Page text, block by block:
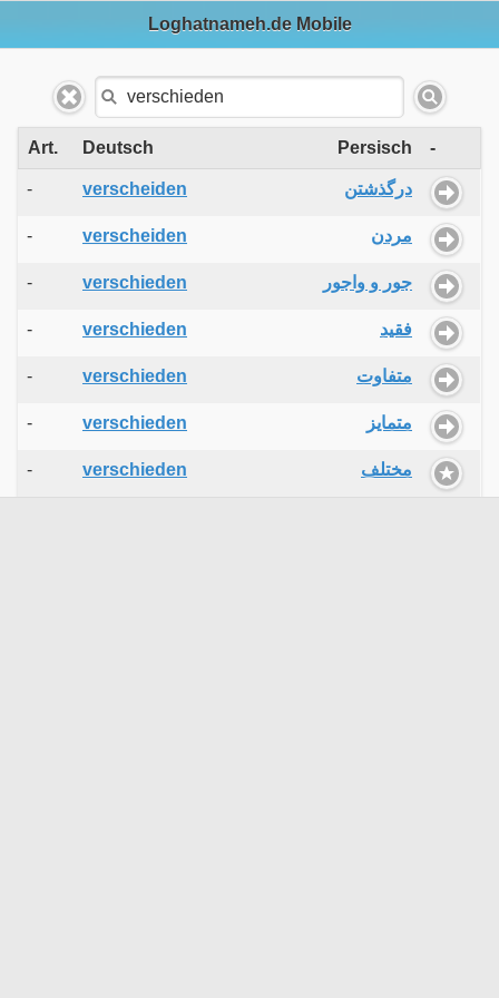
Loghatnameh.de Mobile
Art. Deutsch Persisch -
- verscheiden درگذشتن
- verscheiden مردن
- verschieden جور و واجور
- verschieden فقید
- verschieden متفاوت
- verschieden متمایز
- verschieden مختلف